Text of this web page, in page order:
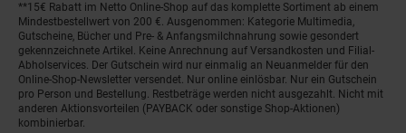
**15€ Rabatt im Netto Online-Shop auf das komplette Sortiment ab einem
Mindestbestellwert von 200 €. Ausgenommen: Kategorie Multimedia,
Gutscheine, Bücher und Pre- & Anfangsmilchnahrung sowie gesondert
gekennzeichnete Artikel. Keine Anrechnung auf Versandkosten und Filial-
Abholservices. Der Gutschein wird nur einmalig an Neuanmelder für den
Online-Shop-Newsletter versendet. Nur online einlösbar. Nur ein Gutschein
pro Person und Bestellung. Restbeträge werden nicht ausgezahlt. Nicht mit
anderen Aktionsvorteilen (PAYBACK oder sonstige Shop-Aktionen)
kombinierbar.